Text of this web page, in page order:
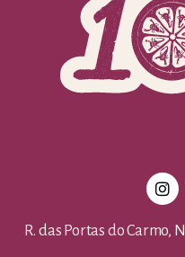
R. das Portas do Carmo,